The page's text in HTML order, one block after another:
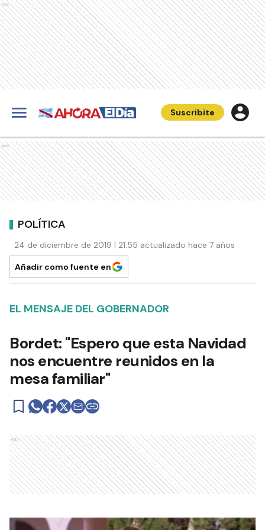
Ads
Suscribite
Ads
POLÍTICA
24 de diciembre de 2019 | 21:55 actualizado hace 7 años
Añadir como fuente en
EL MENSAJE DEL GOBERNADOR
Bordet: "Espero que esta Navidad
nos encuentre reunidos en la
mesa familiar"
Ads